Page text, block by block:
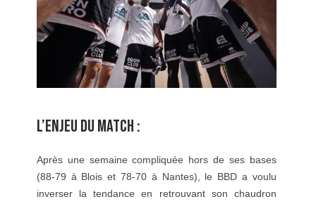
L’ENJEU DU MATCH :
Après une semaine compliquée hors de ses bases
(88-79 à Blois et 78-70 à Nantes), le BBD a voulu
inverser la tendance en retrouvant son chaudron